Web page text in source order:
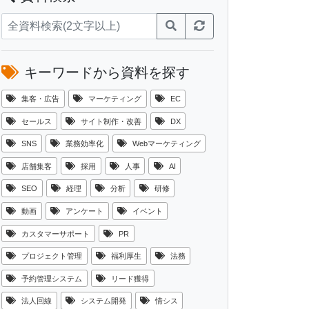
キーワードから資料を探す
集客・広告 マーケティング EC
セールス サイト制作・改善 DX
SNS 業務効率化 Webマーケティング
店舗集客 採用 人事 AI
SEO 経理 分析 研修
動画 アンケート イベント
カスタマーサポート PR
プロジェクト管理 福利厚生 法務
予約管理システム リード獲得
法人回線 システム開発 情シス